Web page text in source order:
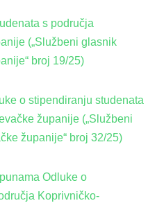
s područja
(„Službeni glasnik
broj 19/25)
o stipendiranju studenata
županije („Službeni
županije“ broj 32/25)
Odluke o
Koprivničko-